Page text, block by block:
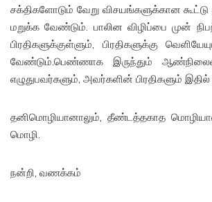
சக்திகளோடும் வேறு விசயங்களுக்கான
மறுக்க வேண்டும். பாலின விழிப்பை முன்
பிரதிகளுக்குள்ளும், பிரதிகளுக்கு
வேண்டும்.பெண்ணாக இருந்தும்
எழுதுபவர்களும், அவர்களின் பிரதிகளும் இதில்
தனிமொழியானாலும், தீண்டத்தகாத
மொழி.
நன்றி, வணக்கம்